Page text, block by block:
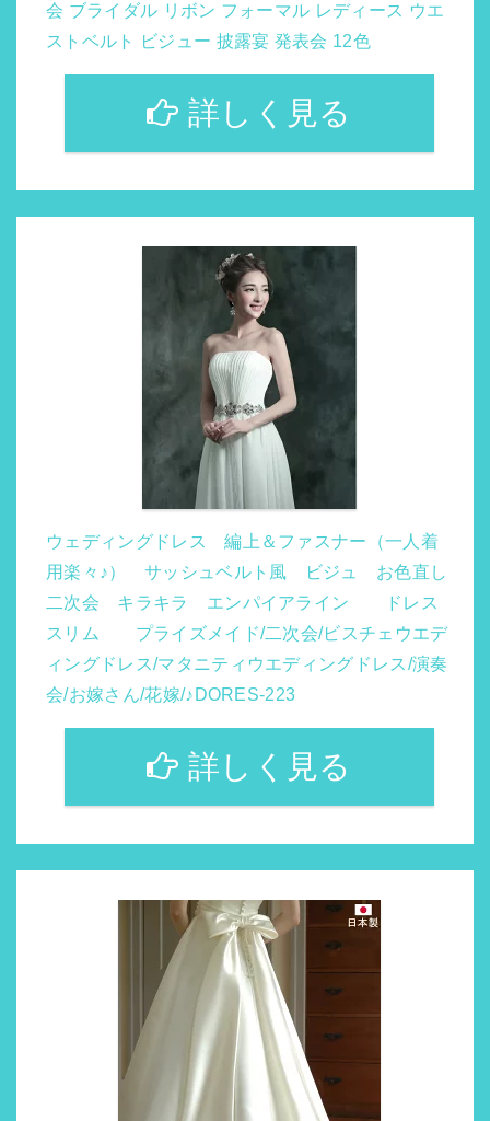
会 ブライダル リボン フォーマル レディース ウエ
ストベルト ビジュー 披露宴 発表会 12色
詳しく見る
ウェディングドレス 編上＆ファスナー（一人着
用楽々♪） サッシュベルト風 ビジュ お色直し
二次会 キラキラ エンパイアライン ドレス
スリム プライズメイド/二次会/ビスチェウエデ
ィングドレス/マタニティウエディングドレス/演奏
会/お嫁さん/花嫁/♪DORES-223
詳しく見る